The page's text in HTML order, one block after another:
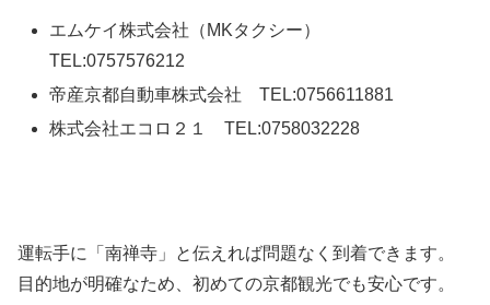
エムケイ株式会社（MKタクシー）
TEL:0757576212
帝産京都自動車株式会社 TEL:0756611881
株式会社エコロ２１ TEL:0758032228
運転手に「南禅寺」と伝えれば問題なく到着できます。
目的地が明確なため、初めての京都観光でも安心です。